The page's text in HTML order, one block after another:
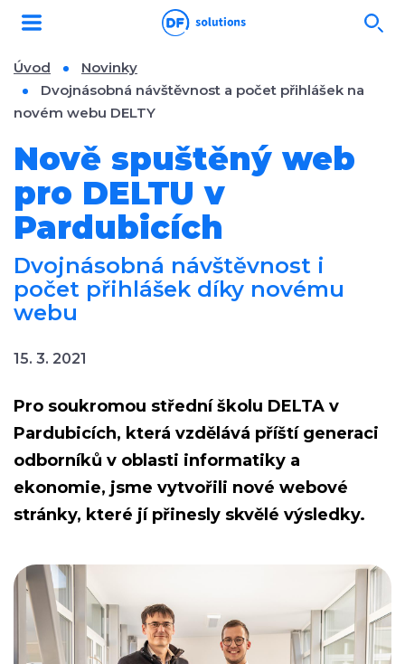
Úvod
Novinky
Dvojnásobná návštěvnost a počet přihlášek na
novém webu DELTY
Nově spuštěný web
pro DELTU v
Pardubicích
Dvojnásobná návštěvnost i
počet přihlášek díky novému
webu
15. 3. 2021
Pro soukromou střední školu DELTA v
Pardubicích, která vzdělává příští generaci
odborníků v oblasti informatiky a
ekonomie, jsme vytvořili nové webové
stránky, které jí přinesly skvělé výsledky.